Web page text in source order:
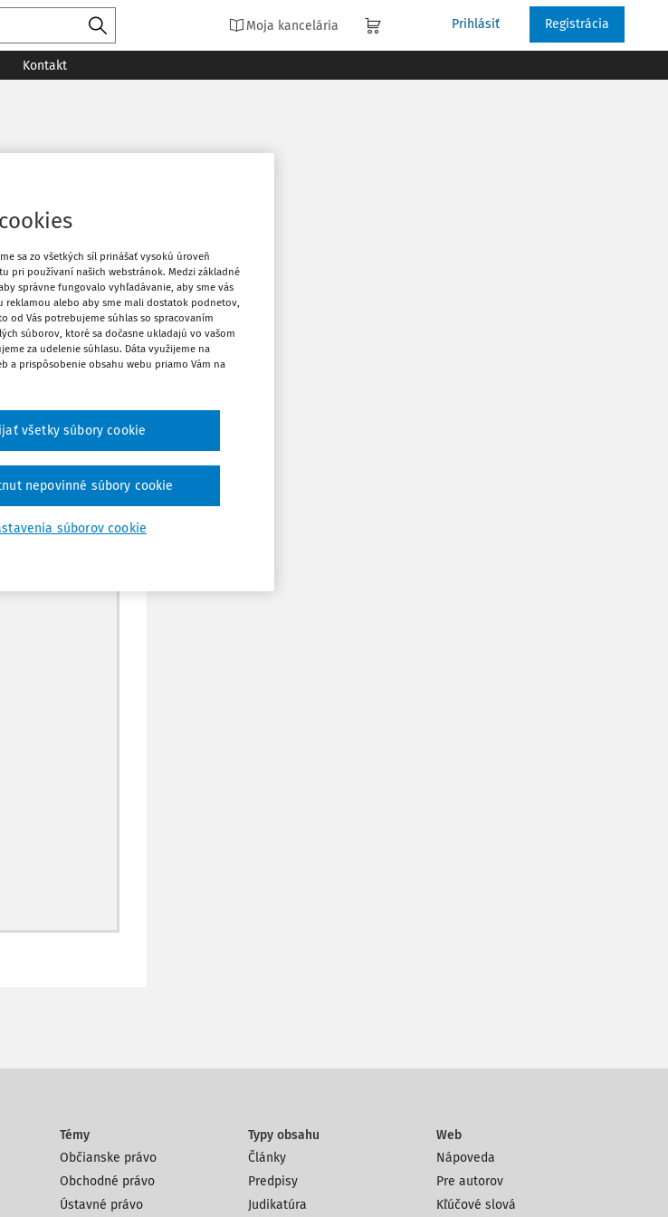
Moja kancelária Prihlásiť Registrácia
Kontakt
Prihláste sa
na 10
Vytlačiť
Obľúbené
Stiahnuť
Témy
Občianske právo
Obchodné právo
Ústavné právo
Typy obsahu
Články
Predpisy
Judikatúra
Web
Nápoveda
Pre autorov
Kľúčové slová
sa zo všetkých síl prinášať vysokú úroveň
pri používaní našich webstránok. Medzi základné
správne fungovalo vyhľadávanie, aby sme vás
reklamou alebo aby sme mali dostatok podnetov,
od Vás potrebujeme súhlas so spracovaním
súborov, ktoré sa dočasne ukladajú vo vašom
za udelenie súhlasu. Dáta využijeme na
a prispôsobenie obsahu webu priamo Vám na
súborov cookie
nepovinné súbory cookie
všetky súbory cookie